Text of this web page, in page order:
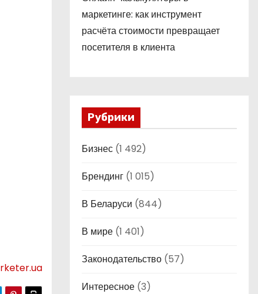
маркетинге: как инструмент
расчёта стоимости превращает
посетителя в клиента
Рубрики
Бизнес (1 492)
Брендинг (1 015)
В Беларуси (844)
В мире (1 401)
Законодательство (57)
Интересное (3)